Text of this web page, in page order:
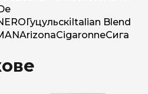
Гуцульскі Italian Blend
ArizonaCigaronneСига